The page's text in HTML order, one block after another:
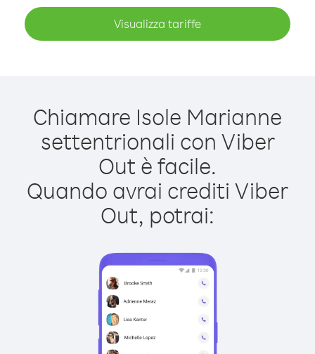
Visualizza tariffe
Chiamare Isole Marianne
settentrionali con Viber
Out è facile.
Quando avrai crediti Viber
Out, potrai: